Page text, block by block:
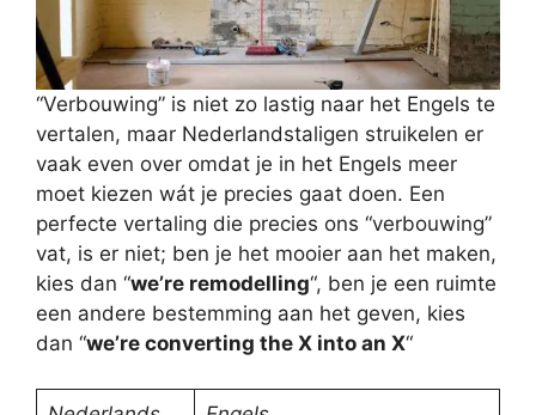
“Verbouwing” is niet zo lastig naar het Engels te
vertalen, maar Nederlandstaligen struikelen er
vaak even over omdat je in het Engels meer
moet kiezen wát je precies gaat doen. Een
perfecte vertaling die precies ons “verbouwing”
vat, is er niet; ben je het mooier aan het maken,
kies dan “we’re remodelling“, ben je een ruimte
een andere bestemming aan het geven, kies
dan “we’re converting the X into an X“